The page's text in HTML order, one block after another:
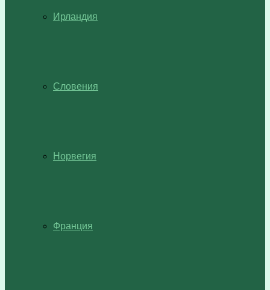
Ирландия
Словения
Норвегия
Франция